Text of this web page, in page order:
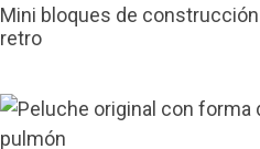
Mini bloques de construcción
retro